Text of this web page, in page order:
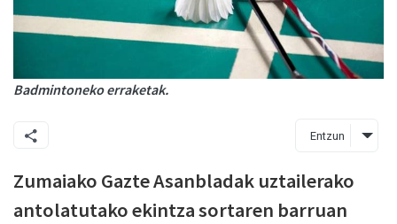
Badmintoneko erraketak.
Entzun
Zumaiako Gazte Asanbladak uztailerako
antolatutako ekintza sortaren barruan